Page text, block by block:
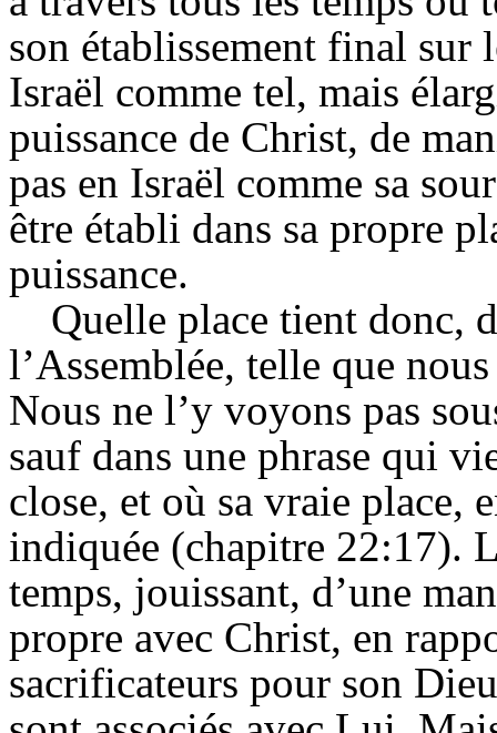
son établissement final sur
Israël comme tel, mais
puissance de Christ, de
pas en Israël comme sa
être établi dans sa propre
puissance.
Quelle place tient donc,
l’Assemblée, telle que
Nous ne l’y voyons pas
sauf dans une phrase qui
close, et où sa vraie place,
indiquée (chapitre 22:17).
temps, jouissant, d’une
propre avec Christ, en
sacrificateurs pour son